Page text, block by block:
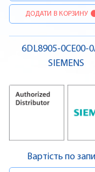
ДОДАТИ В КОРЗИНУ
6DL8905-0CE00-
SIEMENS
Вартість по